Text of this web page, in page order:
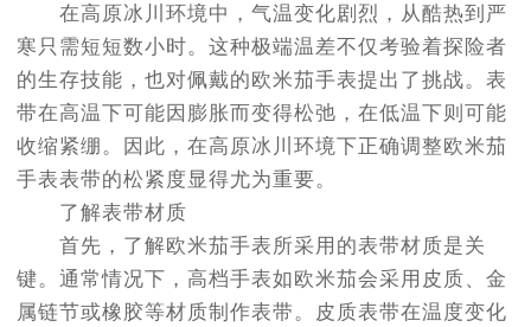
沈阳市沈河区中街路137号亨得利名表服务中心（品牌授权店）1层整层（需提前预约）
沈阳市沈河区中街路83号亨得利名表服务中心（品牌授权店）1层整层（需提前预约）
温州市鹿城区锦绣路1067号置信广场10层1015室（需提前预约）
哈尔滨市道里区友谊西路600号富力中心T2座写字楼29层03室（需提前预约）
大连市中山区人民路15号国际金融大厦7层G室（需提前预约）
东莞市东城街道鸿福东路1号民盈国贸中心T1写字楼9层907室（需提前预约）
无锡市梁溪区人民中路139号恒隆广场写字楼1座11层1104室（需提前预约）
南通市崇川区工农路57号圆融广场写字楼16层1603室（需提前预约）
在高原冰川环境中，气温变化剧烈，从酷热到严
寒只需短短数小时。这种极端温差不仅考验着探险者
的生存技能，也对佩戴的欧米茄手表提出了挑战。表
带在高温下可能因膨胀而变得松弛，在低温下则可能
收缩紧绷。因此，在高原冰川环境下正确调整欧米茄
手表表带的松紧度显得尤为重要。
了解表带材质
首先，了解欧米茄手表所采用的表带材质是关
键。通常情况下，高档手表如欧米茄会采用皮质、金
属链节或橡胶等材质制作表带。皮质表带在温度变化